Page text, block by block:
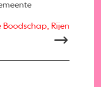
Boodschap, Rijen